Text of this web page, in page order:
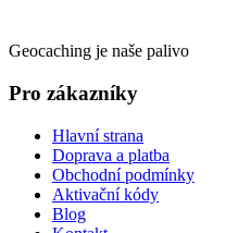
Geocaching je naše palivo
Pro zákazníky
Hlavní strana
Doprava a platba
Obchodní podmínky
Aktivační kódy
Blog